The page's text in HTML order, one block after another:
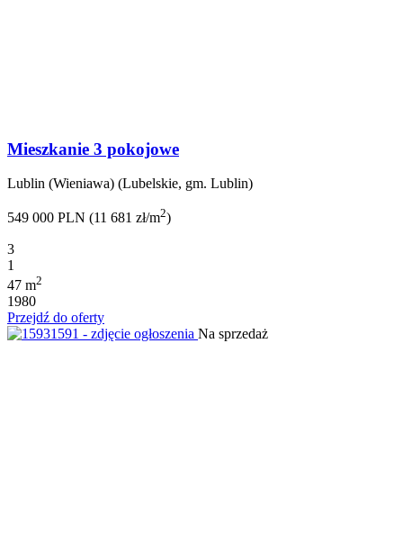
Mieszkanie 3 pokojowe
Lublin (Wieniawa) (Lubelskie, gm. Lublin)
549 000 PLN (11 681 zł/m2)
3
1
47 m2
1980
Przejdź do oferty
Na sprzedaż